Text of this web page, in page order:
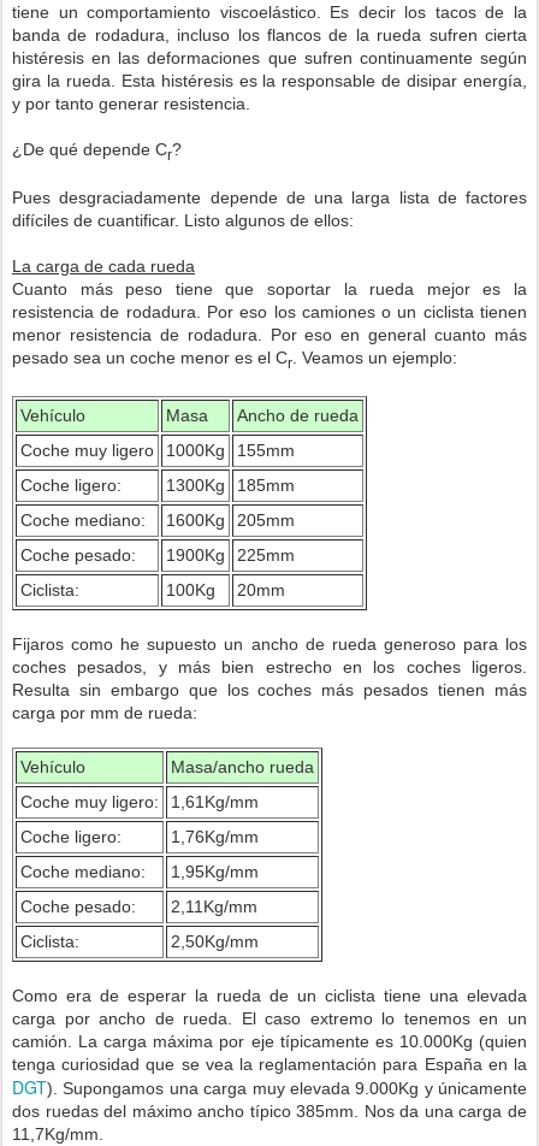
tiene un comportamiento viscoelástico. Es decir los tacos de la
banda de rodadura, incluso los flancos de la rueda sufren cierta
histéresis en las deformaciones que sufren continuamente según
gira la rueda. Esta histéresis es la responsable de disipar energía,
y por tanto generar resistencia.
¿De qué depende Cr?
Pues desgraciadamente depende de una larga lista de factores
difíciles de cuantificar. Listo algunos de ellos:
La carga de cada rueda
Cuanto más peso tiene que soportar la rueda mejor es la
resistencia de rodadura. Por eso los camiones o un ciclista tienen
menor resistencia de rodadura. Por eso en general cuanto más
pesado sea un coche menor es el Cr. Veamos un ejemplo:
Vehículo Masa
Ancho de rueda
Coche muy ligero
1000Kg
155mm
Coche ligero:
1300Kg
185mm
Coche mediano:
1600Kg
205mm
Coche pesado:
1900Kg
225mm
Ciclista:
100Kg 20mm
Fijaros como he supuesto un ancho de rueda generoso para los
coches pesados, y más bien estrecho en los coches ligeros.
Resulta sin embargo que los coches más pesados tienen más
carga por mm de rueda:
Vehículo
Masa/ancho rueda
Coche muy ligero:
1,61Kg/mm
Coche ligero:
1,76Kg/mm
Coche mediano:
1,95Kg/mm
Coche pesado:
2,11Kg/mm
Ciclista:
2,50Kg/mm
Como era de esperar la rueda de un ciclista tiene una elevada
carga por ancho de rueda. El caso extremo lo tenemos en un
camión. La carga máxima por eje típicamente es 10.000Kg (quien
tenga curiosidad que se vea la reglamentación para España en la
DGT). Supongamos una carga muy elevada 9.000Kg y únicamente
dos ruedas del máximo ancho típico 385mm. Nos da una carga de
11,7Kg/mm.